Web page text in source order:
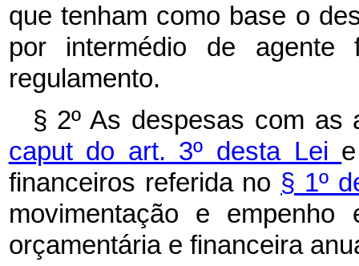
que tenham como base o
por intermédio de agente
regulamento.
§ 2º As despesas com
caput do art. 3º desta Lei
financeiros referida no § 1º
movimentação e
orçamentária e financeira